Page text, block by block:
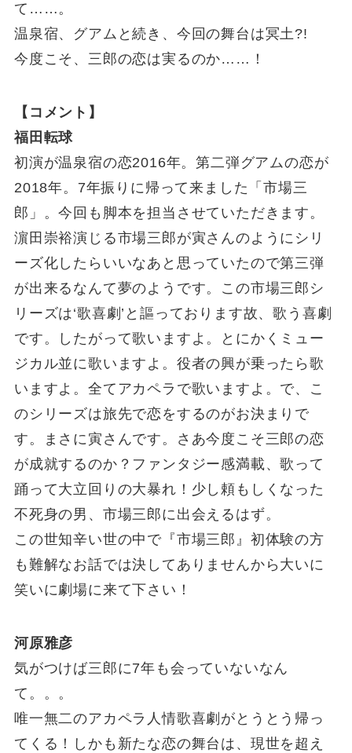
て……。
温泉宿、グアムと続き、今回の舞台は冥⼟?!
今度こそ、三郎の恋は実るのか……！
【コメント】
福⽥転球
初演が温泉宿の恋2016年。第二弾グアムの恋が
2018年。7年振りに帰って来ました「市場三
郎」。今回も脚本を担当させていただきます。
濵⽥崇裕演じる市場三郎が寅さんのようにシリ
ーズ化したらいいなあと思っていたので第三弾
が出来るなんて夢のようです。この市場三郎シ
リーズは‘歌喜劇’と謳っております故、歌う喜劇
です。したがって歌いますよ。とにかくミュー
ジカル並に歌いますよ。役者の興が乗ったら歌
いますよ。全てアカペラで歌いますよ。で、こ
のシリーズは旅先で恋をするのがお決まりで
す。まさに寅さんです。さあ今度こそ三郎の恋
が成就するのか？ファンタジー感満載、歌って
踊って大立回りの大暴れ！少し頼もしくなった
不死⾝の男、市場三郎に出会えるはず。
この世知辛い世の中で『市場三郎』初体験の方
も難解なお話では決してありませんから大いに
笑いに劇場に来て下さい！
河原雅彦
気がつけば三郎に7年も会っていないなん
て。。。
唯一無二のアカペラ⼈情歌喜劇がとうとう帰っ
てくる！しかも新たな恋の舞台は、現世を超え